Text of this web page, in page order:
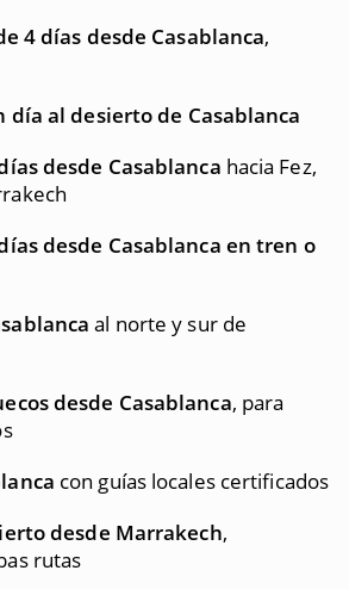
4 días desde Casablanca,
día al desierto de Casablanca
desde Casablanca hacia Fez,
desde Casablanca en tren o
al norte y sur de
desde Casablanca, para
con guías locales certificados
desde Marrakech,
rutas